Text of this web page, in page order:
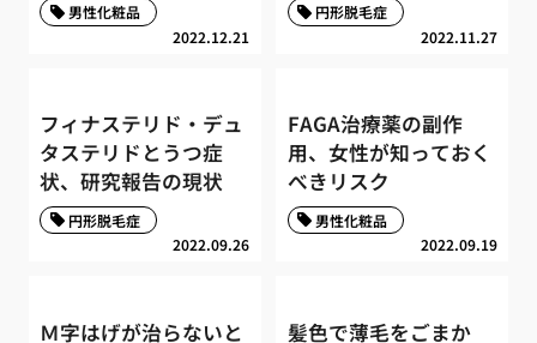
2022.12.21
男性化粧品
2022.11.27
円形脱毛症
フィナステリド・デュ
タステリドとうつ症
状、研究報告の現状
2022.09.26
円形脱毛症
FAGA治療薬の副作
用、女性が知っておく
べきリスク
2022.09.19
男性化粧品
Ｍ字はげが治らないと
髪色で薄毛をごまか